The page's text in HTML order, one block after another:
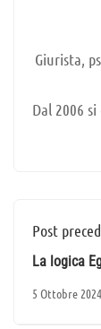
Giurista,
Dal 2006
Post
La logica
5 Ottobre 2024